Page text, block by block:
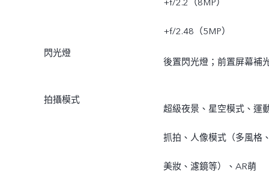
+f/2.2（8MP）
+f/2.48（5MP）
閃光燈
後置閃光燈；前置屏幕補
拍攝模式
超級夜景、星空模式、運
抓拍、人像模式（多風格
美妝、濾鏡等）、AR萌